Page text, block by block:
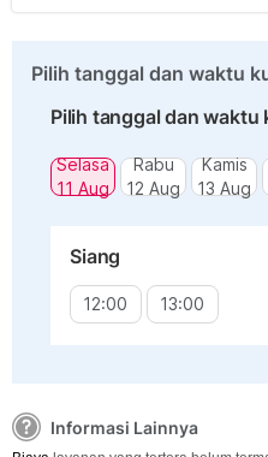
Pilih tanggal dan waktu
Pilih tanggal dan waktu
Selasa
11 Aug
Rabu
12 Aug
Kamis
13 Aug
Siang
12:00 13:00
Informasi Lainnya